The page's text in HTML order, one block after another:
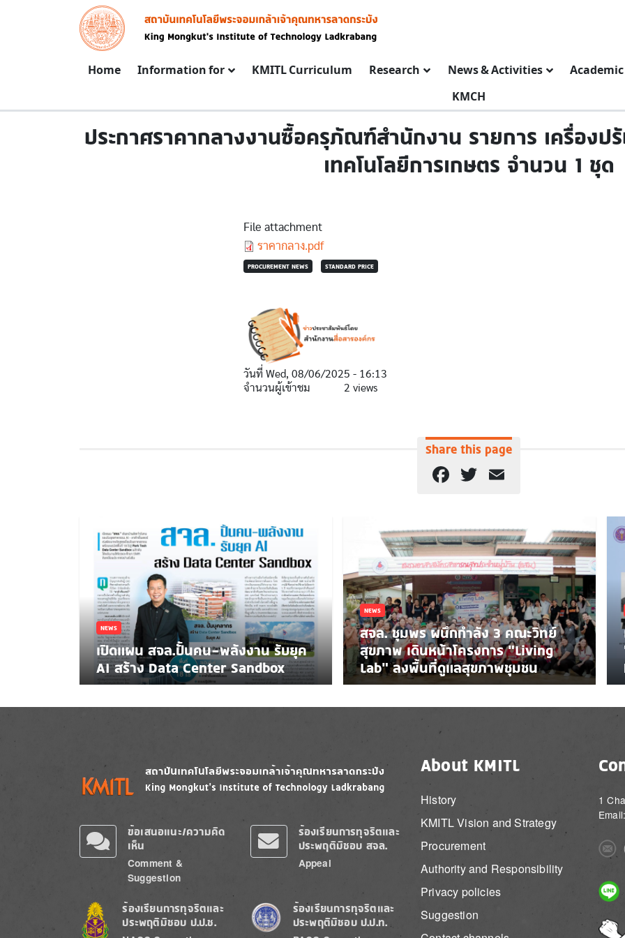
Skip to main content
Image
Main navigation
Home Information for KMITL Curriculum Research News & Activities
KMCH
ประกาศราคากลางงานซื้อครุภัณฑ์สำนักงาน รายการ เครื่อง
เทคโนโลยีการเกษตร จำนวน 1 ชุด
File attachment
Document
ราคากลาง.pdf
PROCUREMENT NEWS STANDARD PRICE
วันที่Wed, 08/06/2025 - 16:13
จำนวนผู้เข้าชม
2 views
Share this page
Facebook
Twitter
NEWS
เปิดแผน สจล.ปั้นคน-พลังงาน รับยุค
AI สร้าง Data Center Sandbox
NEWS
สจล. ชุมพร ผนึกกำลัง 3 คณะวิทย์
สุขภาพ เดินหน้าโครงการ “Living
Lab” ลงพื้นที่ดูแลสุขภาพชุมชน
Image Image
ข้อเสนอแนะ/ความคิด
เห็น
Comment &
Suggestion
ร้องเรียนการทุจริตและ
ประพฤติมิชอบ สจล.
Appeal
Image
ร้องเรียนการทุจริตและ
ประพฤติมิชอบ ป.ป.ช.
Image
ร้องเรียนการทุจริตและ
ประพฤติมิชอบ ป.ป.ท.
About KMITL
History
KMITL Vision and Strategy
Procurement
Authority and Responsibility
Privacy policies
Suggestion
1
Image
Image
Image